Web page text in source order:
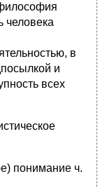
человека
в
и
всех
понимание ч.